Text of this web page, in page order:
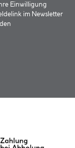
Einwilligung
im Newsletter